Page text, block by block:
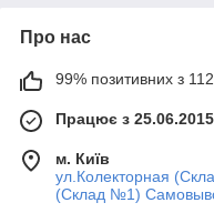
Про нас
99% позитивних з 112
Працює з 25.06.2015
м. Київ
ул.Колекторная
(Склад №1)